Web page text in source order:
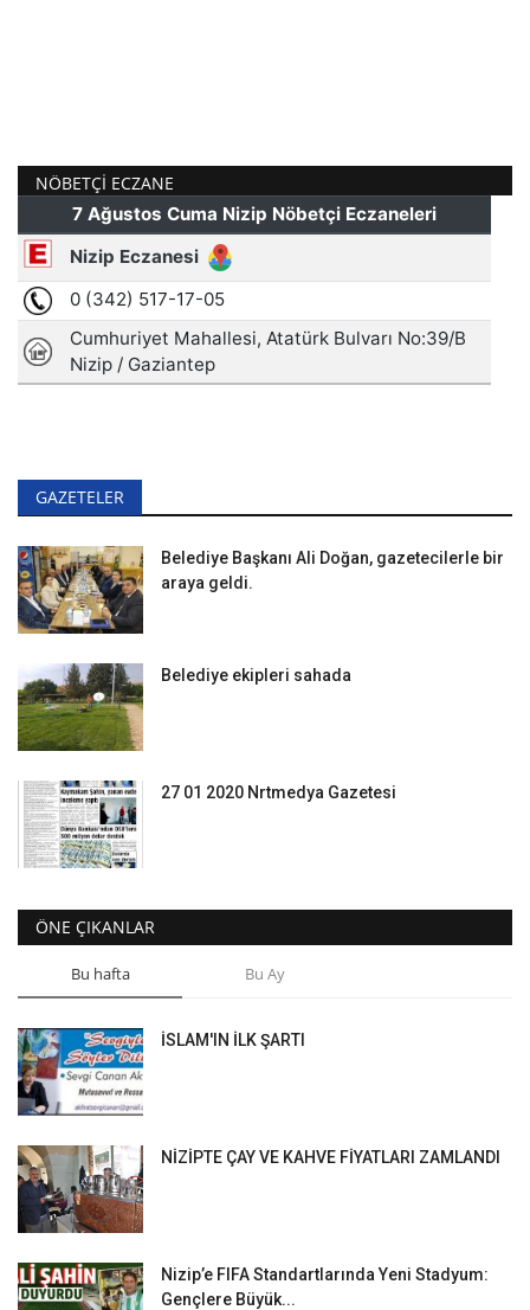
NÖBETÇI ECZANE
GAZETELER
Belediye Başkanı Ali Doğan, gazetecilerle bir
araya geldi.
Belediye ekipleri sahada
27 01 2020 Nrtmedya Gazetesi
ÖNE ÇIKANLAR
Bu hafta Bu Ay
İSLAM'IN İLK ŞARTI
NİZİPTE ÇAY VE KAHVE FİYATLARI ZAMLANDI
Nizip’e FIFA Standartlarında Yeni Stadyum:
Gençlere Büyük...